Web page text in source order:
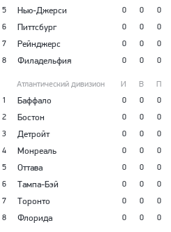
5 Нью-Джерси 0 0 0
6 Питтсбург 0 0 0
7 Рейнджерс 0 0 0
8 Филадельфия 0 0 0
Атлантический дивизион И В П
1
Баффало 0 0 0
2 Бостон 0 0 0
3 Детройт 0 0 0
4 Монреаль 0 0 0
5 Оттава 0 0 0
6 Тампа-Бэй 0 0 0
7 Торонто 0 0 0
8 Флорида 0 0 0